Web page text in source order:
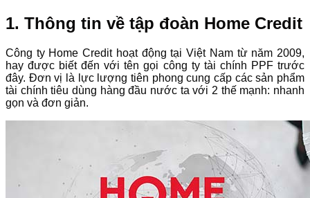
1. Thông tin về tập đoàn Home Credit
Công ty Home Credit hoạt động tại Việt Nam từ năm 2009,
hay được biết đến với tên gọi công ty tài chính PPF trước
đây. Đơn vị là lực lượng tiên phong cung cấp các sản phẩm
tài chính tiêu dùng hàng đầu nước ta với 2 thế mạnh: nhanh
gọn và đơn giản.